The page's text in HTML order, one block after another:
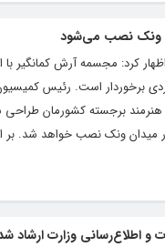
ونک نصب می‌شود
برخوردار است. رئیس
هنرمند برجسته کشورمان
میدان ونک نصب خواهد شد.
و اطلاع‌رسانی وزارت ارشاد